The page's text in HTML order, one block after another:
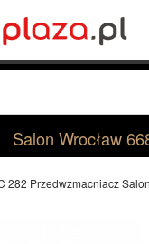
Salon Wrocław
282 Przedwzmacniacz